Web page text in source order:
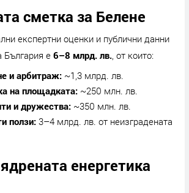
сметка за Белене
експертни оценки и публични данни
България е 6–8 млрд. лв., от които:
и арбитраж: ~1,3 млрд. лв.
на площадката: ~250 млн. лв.
и дружества: ~350 млн. лв.
ползи: 3–4 млрд. лв. от неизградената
енергетика